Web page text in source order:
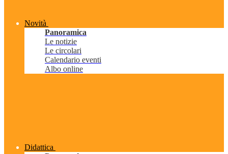
Novità
Panoramica
Le notizie
Le circolari
Calendario eventi
Albo online
Didattica